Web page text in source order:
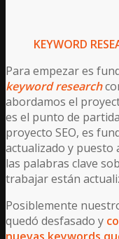
KEYWORD
Para empezar es
keyword research
abordamos el
es el punto de
proyecto SEO, es
actualizado y puesto
las palabras clave
trabajar están
Posiblemente
quedó desfasado y